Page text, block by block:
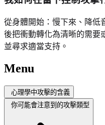
從身體開始：慢下來、降低
後把衝動轉化為清晰的需要
並尋求適當支持。
Menu
心理學中攻擊的含義
你可能會注意到的攻擊類型